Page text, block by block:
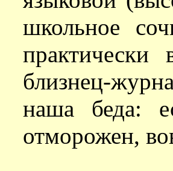
школьное
практически
близнец-
наша беда:
отморожен,